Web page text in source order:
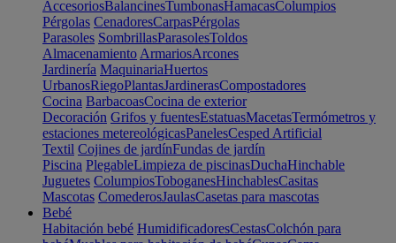
AccesoriosBalancinesTumbonasHamacasColumpios
Pérgolas CenadoresCarpasPérgolas
Parasoles SombrillasParasolesToldos
Almacenamiento ArmariosArcones
Jardinería MaquinariaHuertos
UrbanosRiegoPlantasJardinerasCompostadores
Cocina BarbacoasCocina de exterior
Decoración Grifos y fuentesEstatuasMacetasTermómetros y
estaciones metereológicasPanelesCesped Artificial
Textil Cojines de jardínFundas de jardín
Piscina PlegableLimpieza de piscinasDuchaHinchable
Juguetes ColumpiosToboganesHinchablesCasitas
Mascotas ComederosJaulasCasetas para mascotas
Bebé
Habitación bebé HumidificadoresCestasColchón para